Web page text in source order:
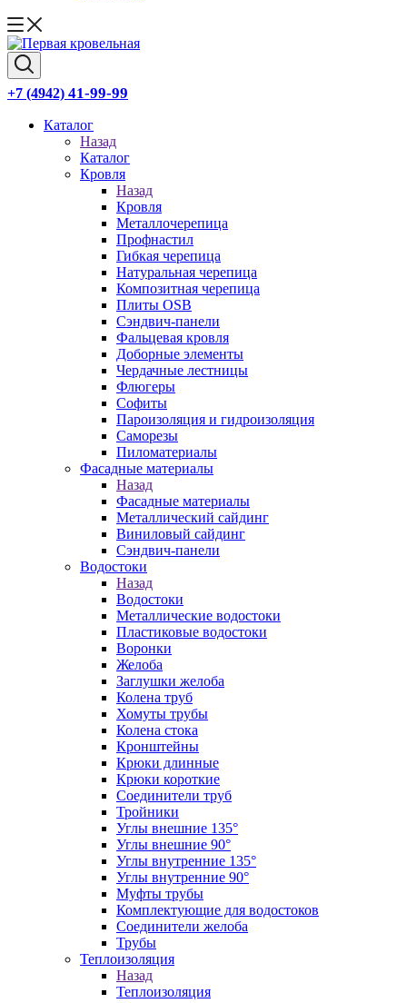
+7 (4942) 41-99-99
Каталог
Назад
Каталог
Кровля
Назад
Кровля
Металлочерепица
Профнастил
Гибкая черепица
Натуральная черепица
Композитная черепица
Плиты OSB
Сэндвич-панели
Фальцевая кровля
Доборные элементы
Чердачные лестницы
Флюгеры
Софиты
Пароизоляция и гидроизоляция
Саморезы
Пиломатериалы
Фасадные материалы
Назад
Фасадные материалы
Металлический сайдинг
Виниловый сайдинг
Сэндвич-панели
Водостоки
Назад
Водостоки
Металлические водостоки
Пластиковые водостоки
Воронки
Желоба
Заглушки желоба
Колена труб
Хомуты трубы
Колена стока
Кронштейны
Крюки длинные
Крюки короткие
Соединители труб
Тройники
Углы внешние 135°
Углы внешние 90°
Углы внутренние 135°
Углы внутренние 90°
Муфты трубы
Комплектующие для водостоков
Соединители желоба
Трубы
Теплоизоляция
Назад
Теплоизоляция